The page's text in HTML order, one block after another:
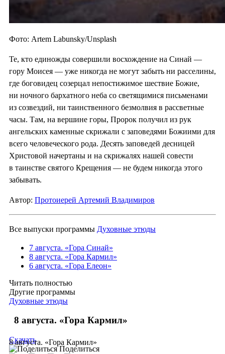
Фото: Artem Labunsky/Unsplash
Те, кто единожды совершили восхождение на Синай —
гору Моисея — уже никогда не могут забыть ни расселины,
где боговидец созерцал непостижимое шествие Божие,
ни ночного бархатного неба со светящимися письменами
из созвездий, ни таинственного безмолвия в рассветные
часы. Там, на вершине горы, Пророк получил из рук
ангельских каменные скрижали с заповедями Божиими для
всего человеческого рода. Десять заповедей десницей
Христовой начертаны и на скрижалях нашей совести
в таинстве святого Крещения — не будем никогда этого
забывать.
Автор: Протоиерей Артемий Владимиров
Все выпуски программы Духовные этюды
7 августа. «Гора Синай»
8 августа. «Гора Кармил»
6 августа. «Гора Елеон»
Читать полностью
Другие программы
Духовные этюды
8 августа. «Гора Кармил»
8 августа. «Гора Кармил»
Скачать
Поделиться